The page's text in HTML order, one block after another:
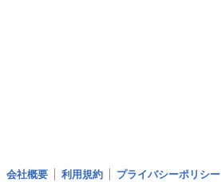
会社概要 利用規約 プライバシーポリシー